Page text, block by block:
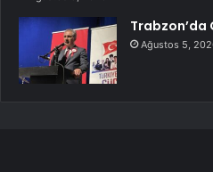
Trabzon’da
Ağustos 5,